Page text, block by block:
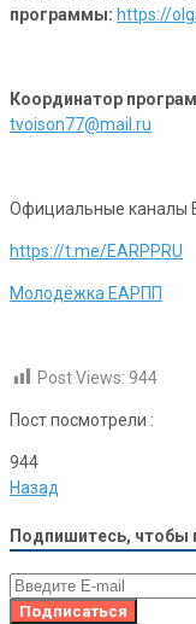
программы: https://
Координатор
tvoison77@mail.ru
Официальные каналы
https://t.me/EARPPRU
Молодёжка ЕАРПП
Post Views: 944
Пост посмотрели :
944
Назад
Подпишитесь, чтобы